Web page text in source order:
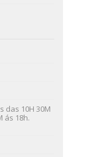
das 10H 30M
ás 18h.